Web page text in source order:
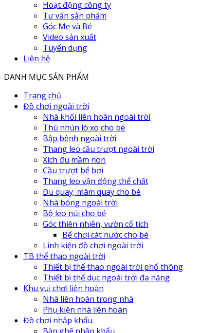
Hoạt động công ty
Tư vấn sản phẩm
Góc Mẹ và Bé
Video sản xuất
Tuyển dụng
Liên hệ
DANH MỤC SẢN PHẨM
Trang chủ
Đồ chơi ngoài trời
Nhà khối liên hoàn ngoài trời
Thú nhún lò xo cho bé
Bập bênh ngoài trời
Thang leo cầu trượt ngoài trời
Xích đu mầm non
Cầu trượt bể bơi
Thang leo vận động thể chất
Đu quay, mâm quay cho bé
Nhà bóng ngoài trời
Bộ leo núi cho bé
Góc thiên nhiên, vườn cổ tích
Bể chơi cát nước cho bé
Linh kiện đồ chơi ngoài trời
TB thể thao ngoài trời
Thiết bị thể thao ngoài trời phổ thông
Thiết bị thể dục ngoài trời đa năng
Khu vui chơi liên hoàn
Nhà liên hoàn trong nhà
Phụ kiện nhà liên hoàn
Đồ chơi nhập khẩu